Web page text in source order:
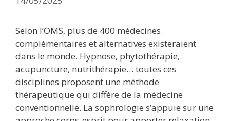
Selon l’OMS, plus de 400 médecines
complémentaires et alternatives existeraient
dans le monde. Hypnose, phytothérapie,
acupuncture, nutrithérapie… toutes ces
disciplines proposent une méthode
thérapeutique qui diffère de la médecine
conventionnelle. La sophrologie s’appuie sur une